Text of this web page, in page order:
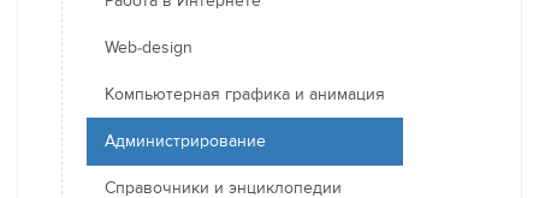
Web-design
Компьютерная графика и анимация
Администрирование
Справочники и энциклопедии